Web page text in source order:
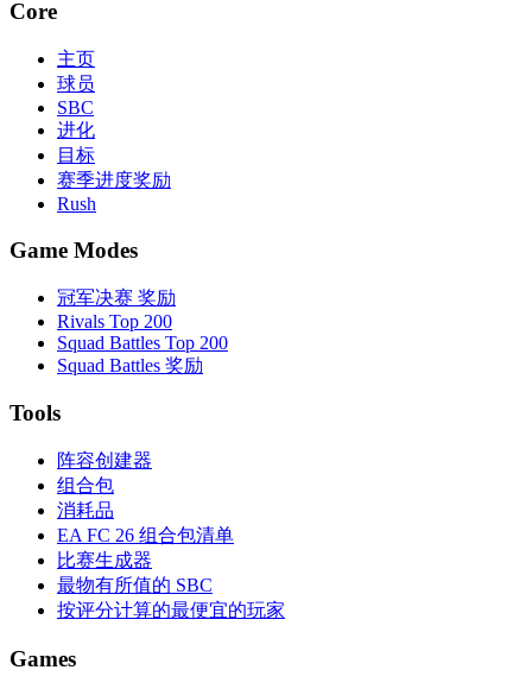
Core
主页
球员
SBC
进化
目标
赛季进度奖励
Rush
Game Modes
冠军决赛 奖励
Rivals Top 200
Squad Battles Top 200
Squad Battles 奖励
Tools
阵容创建器
组合包
消耗品
EA FC 26 组合包清单
比赛生成器
最物有所值的 SBC
按评分计算的最便宜的玩家
Games